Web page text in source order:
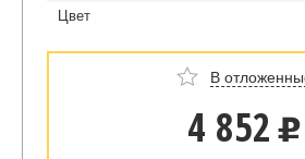
Цвет
В
4 852 u